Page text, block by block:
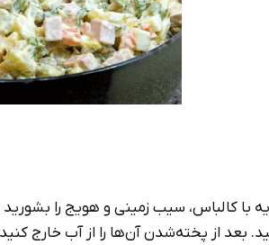
از پخته‌شدن آن‌ها را از آب خارج کنید